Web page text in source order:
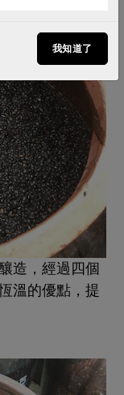
造，經過四個
溫的優點，提
我知道了